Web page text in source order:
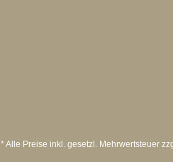
* Alle Preise inkl. gesetzl. Mehrwertsteuer